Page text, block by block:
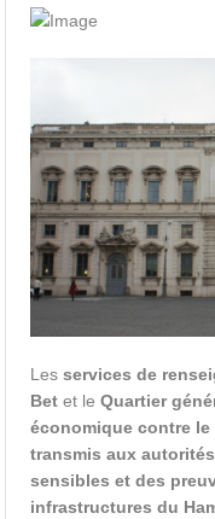
Lesservices de
Bet et leQuartier
économique contre le
transmis aux
sensibles et des
infrastructures du